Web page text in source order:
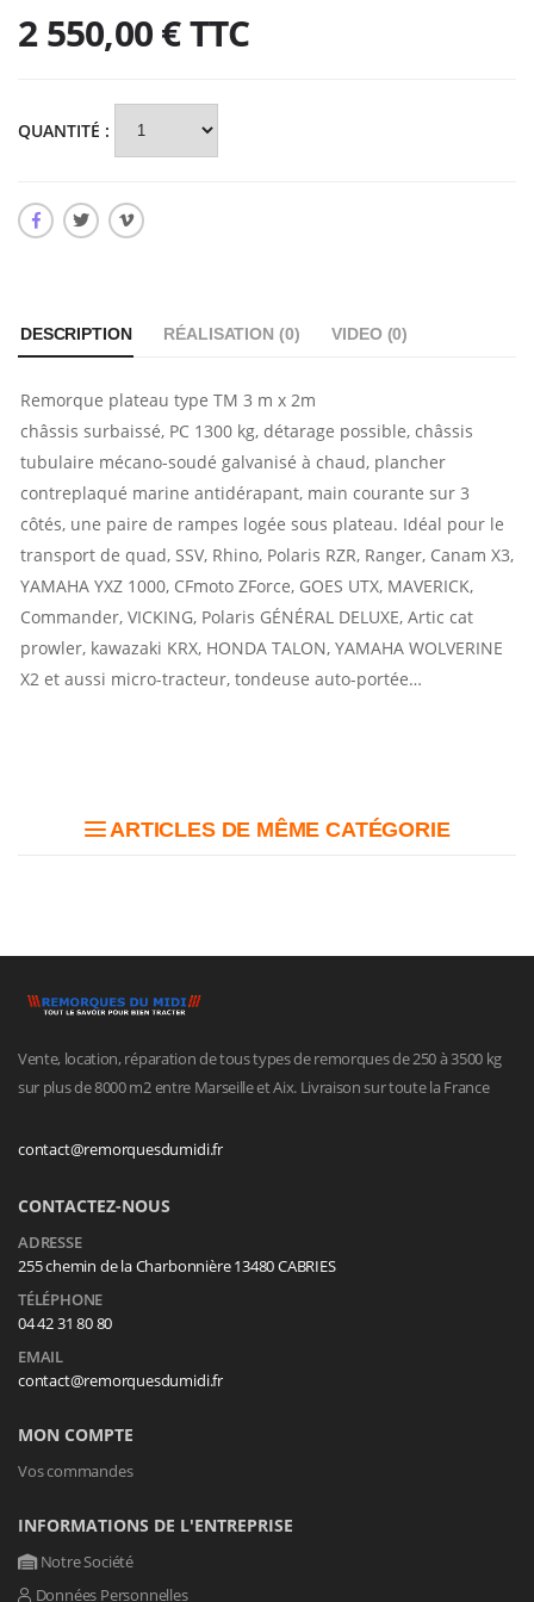
2 550,00 €TTC
QUANTITÉ :
DESCRIPTION RÉALISATION (0) VIDEO (0)
Remorque plateau type TM 3 m x 2m
châssis surbaissé, PC 1300 kg, détarage possible, châssis
tubulaire mécano-soudé galvanisé à chaud, plancher
contreplaqué marine antidérapant, main courante sur 3
côtés, une paire de rampes logée sous plateau. Idéal pour le
transport de quad, SSV, Rhino, Polaris RZR, Ranger, Canam X3,
YAMAHA YXZ 1000, CFmoto ZForce, GOES UTX, MAVERICK,
Commander, VICKING, Polaris GÉNÉRAL DELUXE, Artic cat
prowler, kawazaki KRX, HONDA TALON, YAMAHA WOLVERINE
X2 et aussi micro-tracteur, tondeuse auto-portée…
ARTICLES DE MÊME CATÉGORIE
Vente, location, réparation de tous types de remorques de 250 à 3500 kg
sur plus de 8000 m2 entre Marseille et Aix. Livraison sur toute la France
contact@remorquesdumidi.fr
CONTACTEZ-NOUS
ADRESSE
255 chemin de la Charbonnière 13480 CABRIES
TÉLÉPHONE
04 42 31 80 80
EMAIL
contact@remorquesdumidi.fr
MON COMPTE
Vos commandes
INFORMATIONS DE L'ENTREPRISE
Notre Société
Données Personnelles